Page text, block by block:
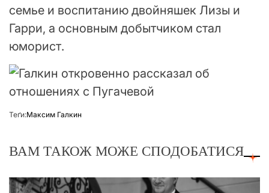
семье и воспитанию двойняшек Лизы и
Гарри, а основным добытчиком стал
юморист.
Теґи:Максим Галкин
ВАМ ТАКОЖ МОЖЕ СПОДОБАТИСЯ